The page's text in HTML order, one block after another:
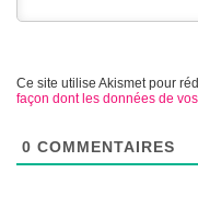
Ce site utilise Akismet pour
façon dont les données de
0 COMMENTAIRES